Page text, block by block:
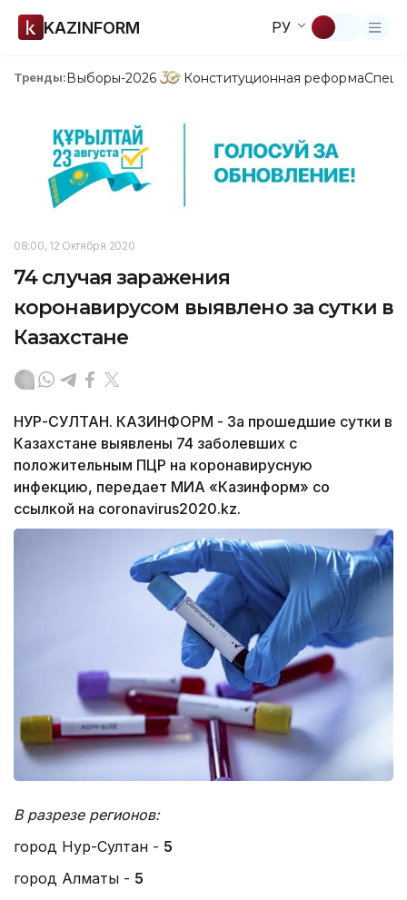
KAZINFORM РУ
Тренды:Выборы-2026 Конституционная реформа
08:00, 12 Октября 2020
74 случая заражения
коронавирусом выявлено за сутки в
Казахстане
НУР-СУЛТАН. КАЗИНФОРМ - За прошедшие сутки в
Казахстане выявлены 74 заболевших с
положительным ПЦР на коронавирусную
инфекцию, передает МИА «Казинформ» со
ссылкой на coronavirus2020.kz.
В разрезе регионов:
город Нур-Султан - 5
город Алматы - 5